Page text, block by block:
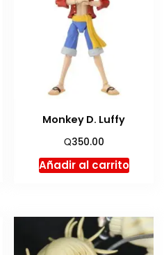
Monkey D. Luffy
Q350.00
Añadir al carrito